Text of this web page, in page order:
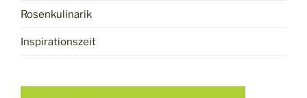
Rosenkulinarik
Inspirationszeit